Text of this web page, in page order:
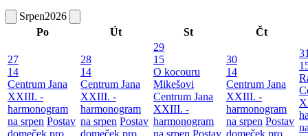
Srpen2026
Po
Út St Čt
27
14
Centrum Jana
XXIII. -
harmonogram
na srpen Postav
domeček pro
28
14
Centrum Jana
XXIII. -
harmonogram
na srpen Postav
domeček pro
29
15
O kocouru
Mikešovi
Centrum Jana
XXIII. -
harmonogram
na srpen Postav
30
14
Centrum Jana
XXIII. -
harmonogram
na srpen Postav
domeček pro